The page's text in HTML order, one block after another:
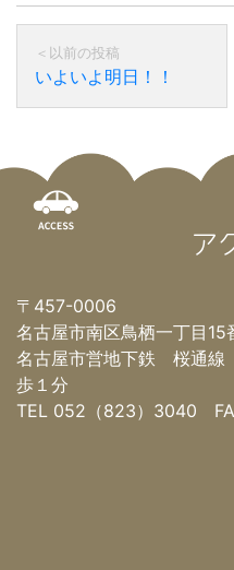
いよいよ明日！！
ア
〒457-0006
名古屋市南区鳥栖一丁目15
名古屋市営地下鉄 桜通線
歩１分
TEL 052（823）3040